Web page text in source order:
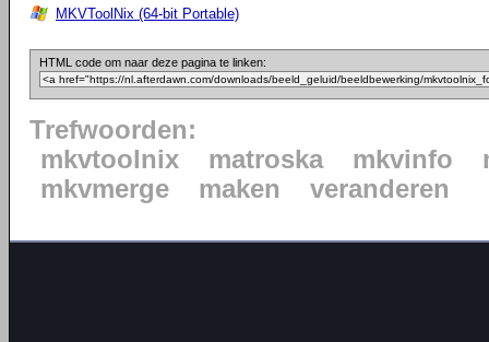
MKVToolNix (64-bit Portable)
HTML code om naar deze pagina te linken:
Trefwoorden:
mkvtoolnix
matroska mkvinfo
mkvmerge
maken veranderen